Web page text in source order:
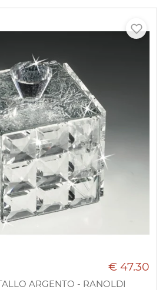
€ 47.30
ARGENTO - RANOLDI